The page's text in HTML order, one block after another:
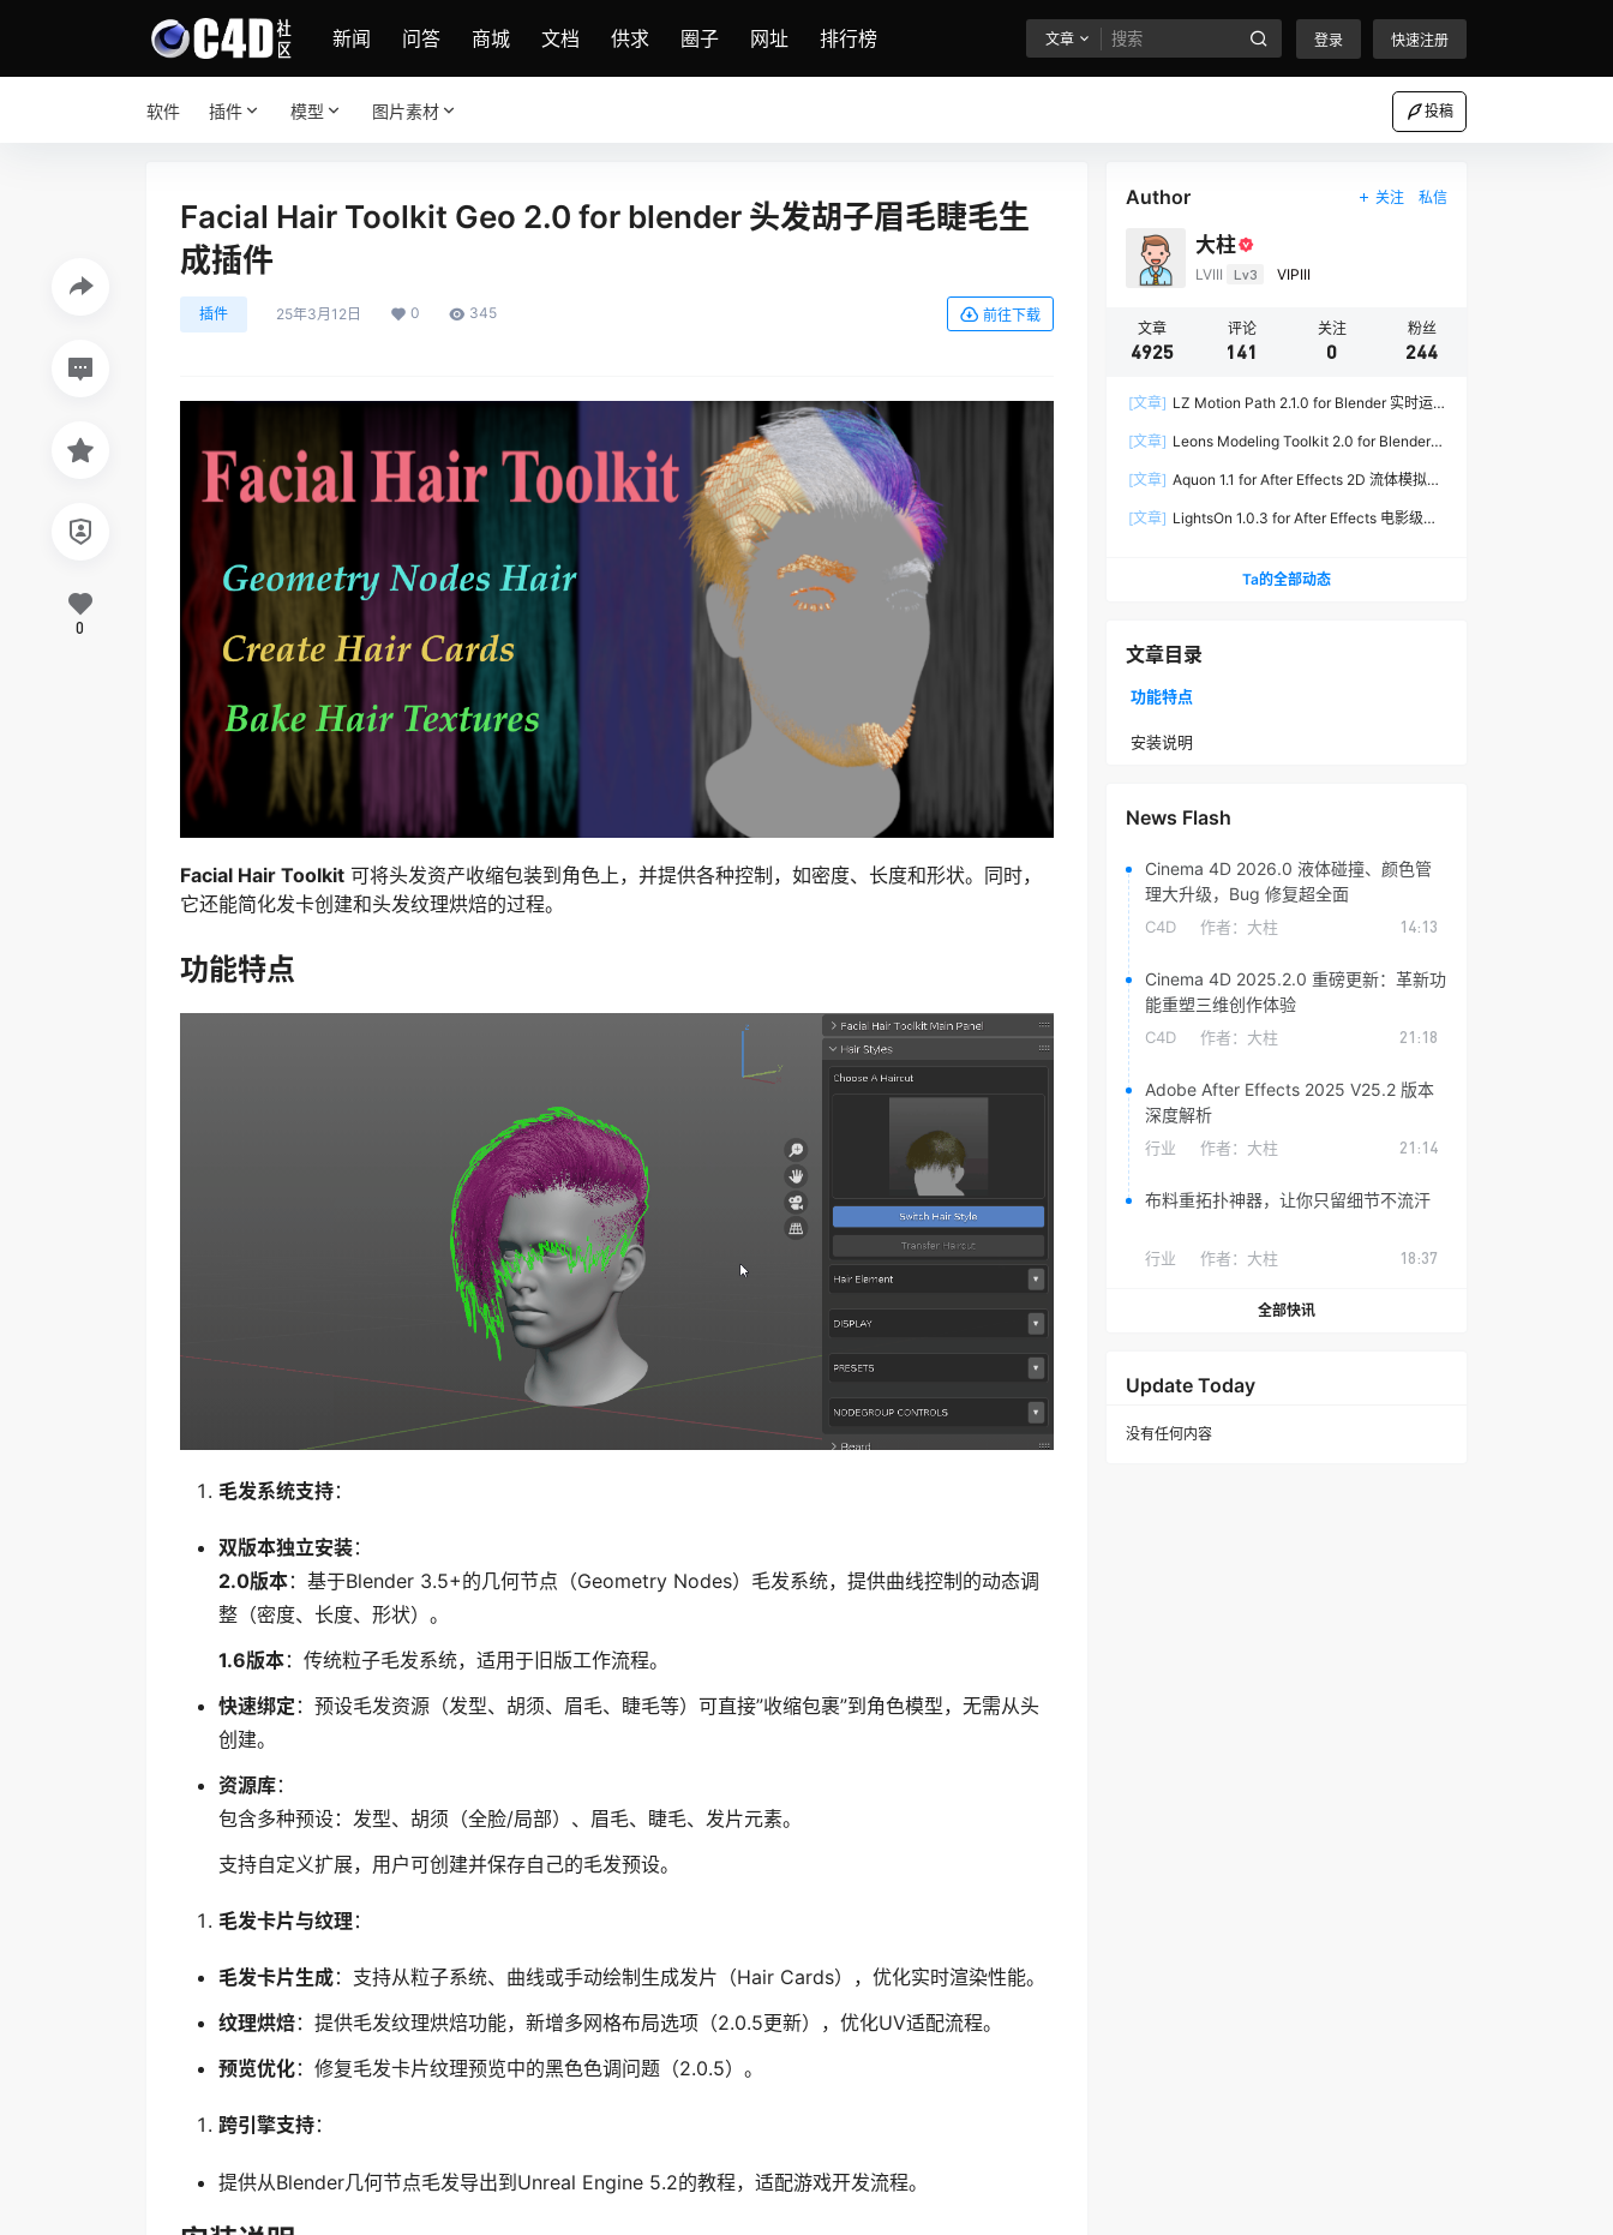
新闻 问答 商城 文档 供求 圈子 网址 排行榜 文章 登录 快速注册
软件 插件 模型 图片素材 投稿
Facial Hair Toolkit Geo 2.0 for blender 头发胡子眉毛睫毛生
成插件
插件 25年3月12日 0 345 前往下载
Facial Hair Toolkit 可将头发资产收缩包装到角色上，并提供各种控制，如密度、长度和形状。同时，
它还能简化发卡创建和头发纹理烘焙的过程。
功能特点
毛发系统支持：
双版本独立安装：
2.0版本：基于Blender 3.5+的几何节点（Geometry Nodes）毛发系统，提供曲线控制的动态调
整（密度、长度、形状）。
1.6版本：传统粒子毛发系统，适用于旧版工作流程。
快速绑定 ：预设毛发资源（发型、胡须、眉毛、睫毛等）可直接”收缩包裹”到角色模型，无需从头
创建。
资源库：
包含多种预设：发型、胡须（全脸/局部）、眉毛、睫毛、发片元素。
支持自定义扩展，用户可创建并保存自己的毛发预设。
毛发卡片与纹理 ：
毛发卡片生成：支持从粒子系统、曲线或手动绘制生成发片（Hair Cards），优化实时渲染性能。
纹理烘焙：提供毛发纹理烘焙功能，新增多网格布局选项（2.0.5更新），优化UV适配流程。
预览优化：修复毛发卡片纹理预览中的黑色色调问题（2.0.5）。
跨引擎支持：
提供从Blender几何节点毛发导出到Unreal Engine 5.2的教程，适配游戏开发流程。
0
Author 关注 私信
大柱
LVIII Lv3 VIPIII
文章
4925
评论
141
关注
0
粉丝
244
[文章] LZ Motion Path 2.1.0 for Blender 实时运
[文章] Leons Modeling Toolkit 2.0 for Blender
[文章] Aquon 1.1 for After Effects 2D 流体模拟插
[文章] LightsOn 1.0.3 for After Effects 电影级镜
Ta的全部动态
文章目录
功能特点
安装说明
News Flash
Cinema 4D 2026.0 液体碰撞、颜色管
理大升级，Bug 修复超全面
C4D 作者： 大柱 14:13
Cinema 4D 2025.2.0 重磅更新：革新功
能重塑三维创作体验
C4D 作者： 大柱 21:18
Adobe After Effects 2025 V25.2 版本
深度解析
行业 作者： 大柱 21:14
布料重拓扑神器，让你只留细节不流汗
行业 作者： 大柱 18:37
全部快讯
Update Today
没有任何内容